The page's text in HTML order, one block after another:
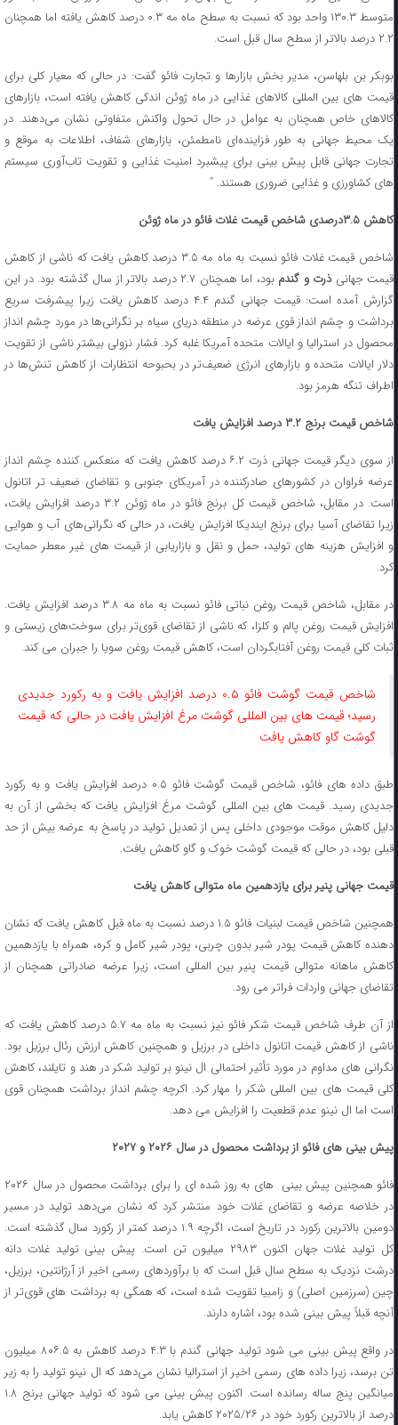
متوسط ‌۱۳۰.۳ واحد بود که نسبت به سطح ماه مه ۰.۳ درصد کاهش یافته اما همچنان
۲.۲ درصد بالاتر از سطح سال قبل است.
بوبکر بن بلهاسن، مدیر بخش بازارها و تجارت فائو گفت: در حالی که معیار کلی برای
قیمت های بین‌ المللی کالاهای غذایی در ماه ژوئن اندکی کاهش یافته است، بازارهای
کالاهای خاص همچنان به عوامل در حال تحول واکنش متفاوتی نشان می‌دهند. در
یک محیط جهانی به طور فزاینده‌ای نامطمئن، بازارهای شفاف، اطلاعات به موقع و
تجارت جهانی قابل پیش‌ بینی برای پیشبرد امنیت غذایی و تقویت تاب‌آوری سیستم‌
های کشاورزی و غذایی ضروری هستند. ”
کاهش ۳.۵درصدی شاخص قیمت غلات فائو در ماه ژوئن
شاخص قیمت غلات فائو نسبت به ماه مه ۳.۵ درصد کاهش یافت که ناشی از کاهش
قیمت جهانی ذرت و گندم
بود، اما همچنان ۲.۷ درصد بالاتر از سال گذشته بود. در این
گزارش آمده است: قیمت جهانی گندم ۴.۴ درصد کاهش یافت زیرا پیشرفت سریع
برداشت و چشم‌ انداز قوی عرضه در منطقه دریای سیاه بر نگرانی‌ها در مورد چشم‌ انداز
محصول در استرالیا و ایالات متحده آمریکا غلبه کرد. فشار نزولی بیشتر ناشی از تقویت
دلار ایالات متحده و بازارهای انرژی ضعیف‌تر در بحبوحه انتظارات از کاهش تنش‌ها در
اطراف تنگه هرمز بود.
شاخص قیمت برنج ۳.۲ درصد افزایش یافت
از سوی دیگر قیمت جهانی ذرت ۶.۲ درصد کاهش یافت که منعکس کننده چشم‌ انداز
عرضه فراوان در کشورهای صادرکننده در آمریکای جنوبی و تقاضای ضعیف‌ تر اتانول
است. در مقابل، شاخص قیمت کل برنج فائو در ماه ژوئن ۳.۲ درصد افزایش یافت،
زیرا تقاضای آسیا برای برنج ایندیکا افزایش یافت، در حالی که نگرانی‌های آب و هوایی
و افزایش هزینه‌ های تولید، حمل و نقل و بازاریابی از قیمت های غیر معطر حمایت
کرد.
در مقابل، شاخص قیمت روغن نباتی فائو نسبت به ماه مه ۳.۸ درصد افزایش یافت.
افزایش قیمت روغن پالم و کلزا، که ناشی از تقاضای قوی‌تر برای سوخت‌های زیستی و
ثبات کلی قیمت روغن آفتابگردان است، کاهش قیمت روغن سویا را جبران می ‌کند.
شاخص قیمت گوشت فائو ۰.۵ درصد افزایش یافت و به رکورد جدیدی
رسید؛ قیمت های بین‌ المللی گوشت مرغ افزایش یافت در حالی که قیمت
گوشت گاو کاهش یافت
طبق داده های فائو، شاخص قیمت گوشت فائو ۰.۵ درصد افزایش یافت و به رکورد
جدیدی رسید. قیمت های بین‌ المللی گوشت مرغ افزایش یافت که بخشی از آن به
دلیل کاهش موقت موجودی داخلی پس از تعدیل تولید در پاسخ به عرضه بیش از حد
قبلی بود، در حالی که قیمت گوشت خوک و گاو کاهش یافت.
قیمت جهانی پنیر برای یازدهمین ماه متوالی کاهش یافت
همچنین شاخص قیمت لبنیات فائو ۱.۵ درصد نسبت به ماه قبل کاهش یافت که نشان
دهنده کاهش قیمت پودر شیر بدون چربی، پودر شیر کامل و کره، همراه با یازدهمین
کاهش ماهانه متوالی قیمت پنیر بین‌ المللی است، زیرا عرضه صادراتی همچنان از
تقاضای جهانی واردات فراتر می‌ رود.
از آن طرف شاخص قیمت شکر فائو نیز نسبت به ماه مه ۵.۷ درصد کاهش یافت که
ناشی از کاهش قیمت اتانول داخلی در برزیل و همچنین کاهش ارزش رئال برزیل بود.
نگرانی‌ های مداوم در مورد تأثیر احتمالی ال نینو بر تولید شکر در هند و تایلند، کاهش
کلی قیمت های بین‌ المللی شکر را مهار کرد. اکرچه چشم‌ انداز برداشت همچنان قوی
است اما ال نینو عدم قطعیت را افزایش می‌ دهد.
پیش بینی های فائو از برداشت محصول در سال ۲۰۲۶ و ۲۰۲۷
فائو همچنین پیش‌ بینی ‌ های به‌ روز شده ‌ای را برای برداشت محصول در سال ۲۰۲۶
در خلاصه عرضه و تقاضای غلات خود منتشر کرد که نشان می‌دهد تولید در مسیر
دومین بالاترین رکورد در تاریخ است، اگرچه ۱.۹ درصد کمتر از رکورد سال گذشته است.
کل تولید غلات جهان اکنون ۲۹۸۳ میلیون تن است. پیش ‌بینی تولید غلات دانه
درشت نزدیک به سطح سال قبل است که با برآوردهای رسمی اخیر از آرژانتین، برزیل،
چین (سرزمین اصلی) و زامبیا تقویت شده است، که همگی به برداشت‌ های قوی‌تر از
آنچه قبلاً پیش‌ بینی شده بود، اشاره دارند.
در واقع پیش‌ بینی می ‌شود تولید جهانی گندم با ۴.۳ درصد کاهش به ۸۰۶.۵ میلیون
تن برسد، زیرا داده ‌های رسمی اخیر از استرالیا نشان می‌دهد که ال نینو تولید را به زیر
میانگین پنج ساله رسانده است. اکنون پیش‌ بینی می ‌شود که تولید جهانی برنج ۱.۸
درصد از بالاترین رکورد خود در ۲۰۲۵/۲۶ کاهش یابد.